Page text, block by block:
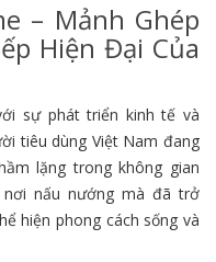
– Mảnh Ghép
Hiện Đại Của
sự phát triển kinh tế và
tiêu dùng Việt Nam đang
lặng trong không gian
nấu nướng mà đã trở
hiện phong cách sống và